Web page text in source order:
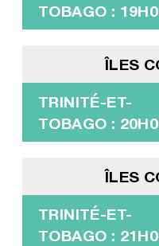
TOBAGO :
ÎLES
TRINITÉ-ET-
TOBAGO :
ÎLES
TRINITÉ-ET-
TOBAGO :